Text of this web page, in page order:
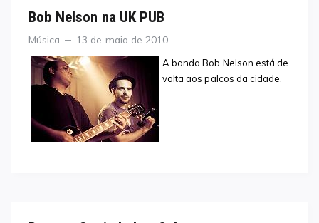
Bob Nelson na UK PUB
Categories
Música
Posted
13 de maio de 2010
A banda Bob Nelson está de
volta aos palcos da cidade.